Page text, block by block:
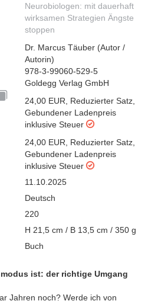
Neurobiologen: mit dauerhaft
wirksamen Strategien Ängste
stoppen
Dr. Marcus Täuber (Autor /
Autorin)
978-3-99060-529-5
Goldegg Verlag GmbH
24,00 EUR
Reduzierter Satz
Gebundener Ladenpreis
inklusive Steuer
24,00 EUR Reduzierter Satz
Gebundener Ladenpreis
inklusive Steuer
11.10.2025
Deutsch
220
H 21,5 cm / B 13,5 cm / 350 g
Buch
ist: der richtige Umgang
Jahren noch? Werde ich von